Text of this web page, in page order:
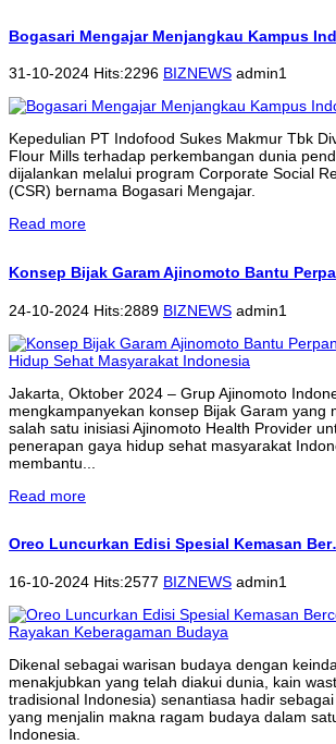
Bogasari Mengajar Menjangkau Kampus
31-10-2024 Hits:2296 BIZNEWS admin1
Kepedulian PT Indofood Sukes Makmur Tbk
Flour Mills terhadap perkembangan dunia
dijalankan melalui program Corporate Social
(CSR) bernama Bogasari Mengajar.
Read more
Konsep Bijak Garam Ajinomoto Bantu
24-10-2024 Hits:2889 BIZNEWS admin1
Jakarta, Oktober 2024 – Grup Ajinomoto
mengkampanyekan konsep Bijak Garam yang
salah satu inisiasi Ajinomoto Health Provider
penerapan gaya hidup sehat masyarakat
membantu...
Read more
Oreo Luncurkan Edisi Spesial Kemasan
16-10-2024 Hits:2577 BIZNEWS admin1
Dikenal sebagai warisan budaya dengan
menakjubkan yang telah diakui dunia, kain
tradisional Indonesia) senantiasa hadir
yang menjalin makna ragam budaya dalam
Indonesia.